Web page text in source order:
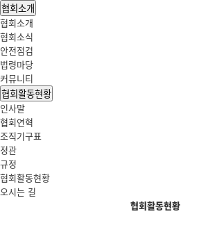
협회소개
협회소개
협회소식
안전점검
법령마당
커뮤니티
협회활동현황
인사말
협회연혁
조직기구표
정관
규정
협회활동현황
오시는 길
협회활동현황